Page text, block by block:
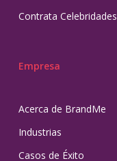
Contrata Celebridades
Empresa
Acerca de BrandMe
Industrias
Casos de Éxito